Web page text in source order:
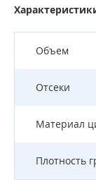
Объем
Отсеки
Материал
Плотность